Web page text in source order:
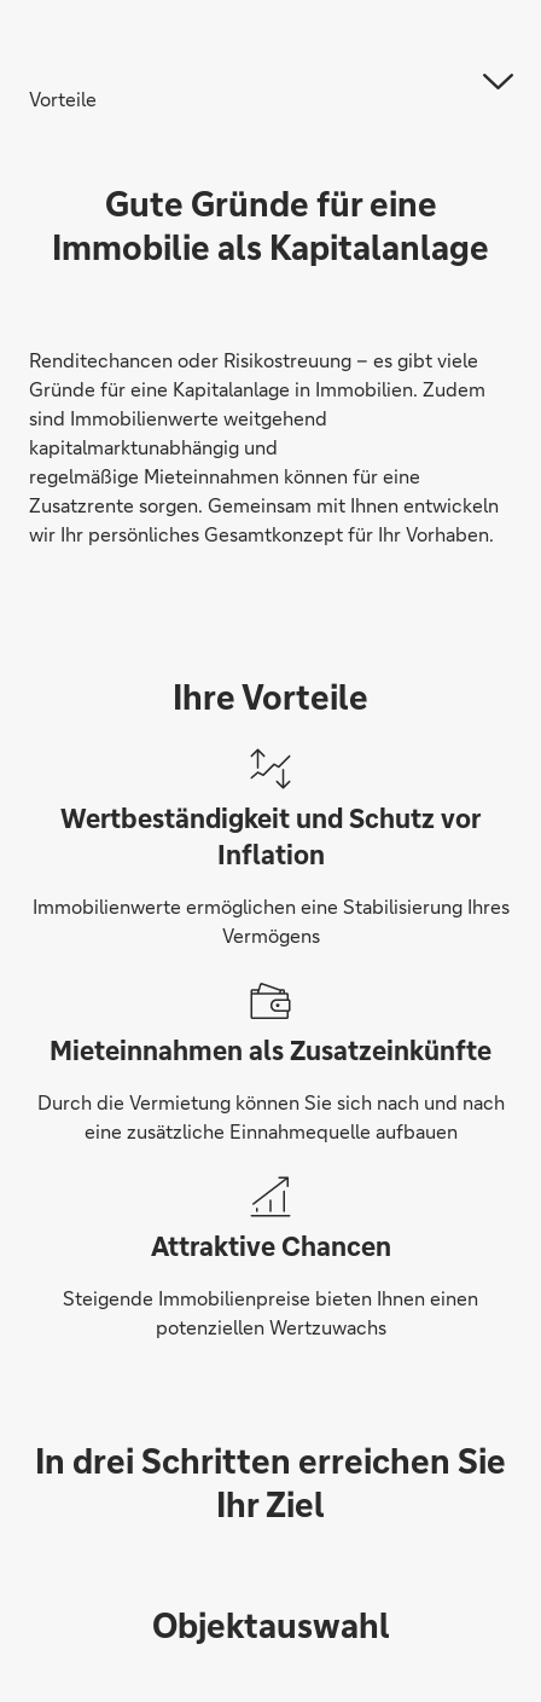
Vorteile
Gute Gründe für eine
Immobilie als Kapitalanlage
Renditechancen oder Risikostreuung – es gibt viele
Gründe für eine Kapitalanlage in Immobilien. Zudem
sind Immobilienwerte weitgehend
kapitalmarktunabhängig und
regelmäßige Mieteinnahmen können für eine
Zusatzrente sorgen. Gemeinsam mit Ihnen entwickeln
wir Ihr persönliches Gesamtkonzept für Ihr Vorhaben.
Ihre Vorteile
Wertbeständigkeit und Schutz vor
Inflation
Immobilienwerte ermöglichen eine Stabilisierung Ihres
Vermögens
Mieteinnahmen als Zusatzeinkünfte
Durch die Vermietung können Sie sich nach und nach
eine zusätzliche Einnahmequelle aufbauen
Attraktive Chancen
Steigende Immobilienpreise bieten Ihnen einen
potenziellen Wertzuwachs
In drei Schritten erreichen Sie
Ihr Ziel
Objektauswahl